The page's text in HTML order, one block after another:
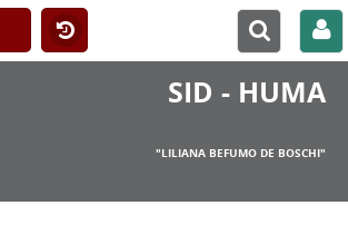
SID - HUMA
"LILIANA BEFUMO DE BOSCHI"